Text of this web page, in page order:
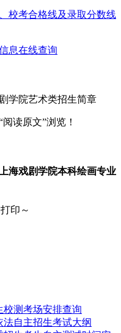
校考合格线及录取分数线
息在线查询
读原文”浏览！
海戏剧学院本科绘画专业
印～
校测考场安排查询
法自主招生考试大纲